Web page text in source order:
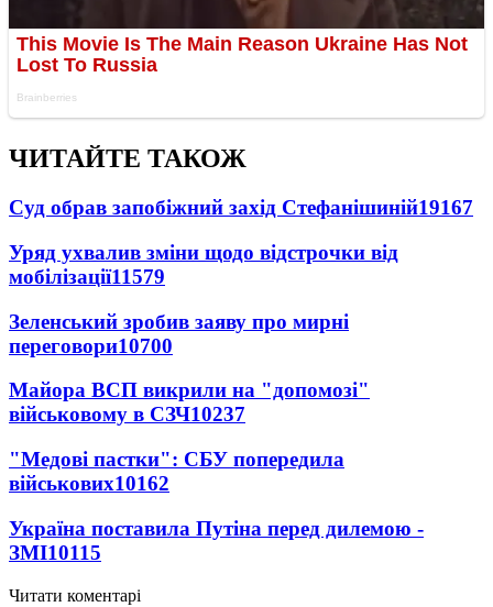
ЧИТАЙТЕ ТАКОЖ
Суд обрав запобіжний захід Стефанішиній19167
Уряд ухвалив зміни щодо відстрочки від
мобілізації11579
Зеленський зробив заяву про мирні
переговори10700
Майора ВСП викрили на "допомозі"
військовому в СЗЧ10237
"Медові пастки": СБУ попередила
військових10162
Україна поставила Путіна перед дилемою -
ЗМІ10115
Читати коментарі